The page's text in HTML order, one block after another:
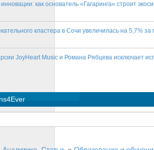
как основатель «Гагаринга» строит
кластера в Сочи увеличилась на 5,7% за
JoyHeart Music и Романа Рябцева исключает